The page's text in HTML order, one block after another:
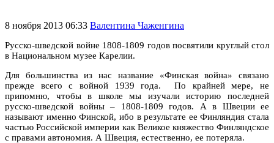
8 ноября 2013 06:33 Валентина Чаженгина
Русско-шведской войне 1808-1809 годов посвятили круглый стол
в Национальном музее Карелии.
Для большинства из нас название «Финская война» связано
прежде всего с войной 1939 года. По крайней мере, не
припомню, чтобы в школе мы изучали историю последней
русско-шведской войны – 1808-1809 годов. А в Швеции ее
называют именно Финской, ибо в результате ее Финляндия стала
частью Российской империи как Великое княжество Финляндское
с правами автономия. А Швеция, естественно, ее потеряла.